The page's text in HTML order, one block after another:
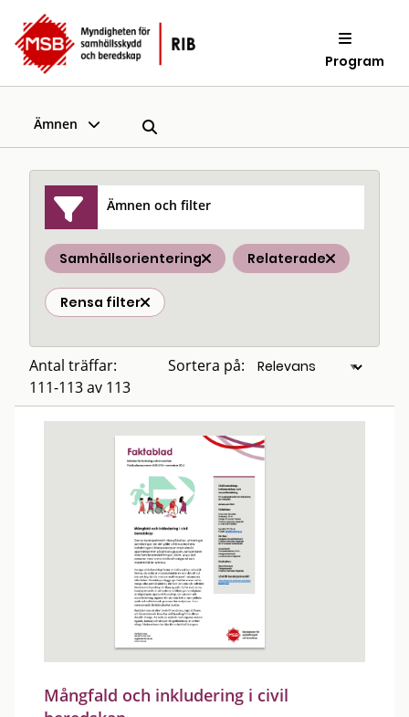
Program
Ämnen
Ämnen och filter
Samhällsorientering Relaterade
Rensa filter
Antal träffar:
111-113 av 113
Sortera på:
Mångfald och inkludering i civil